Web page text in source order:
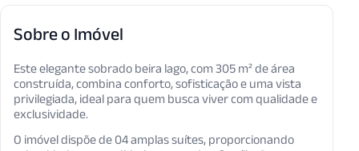
Sobre o Imóvel
Este elegante sobrado beira lago, com 305 m² de área
construída, combina conforto, sofisticação e uma vista
privilegiada, ideal para quem busca viver com qualidade e
exclusividade.
O imóvel dispõe de 04 amplas suítes, proporcionando